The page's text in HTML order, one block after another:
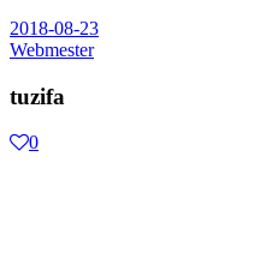
2018-08-23
Webmester
tuzifa
0